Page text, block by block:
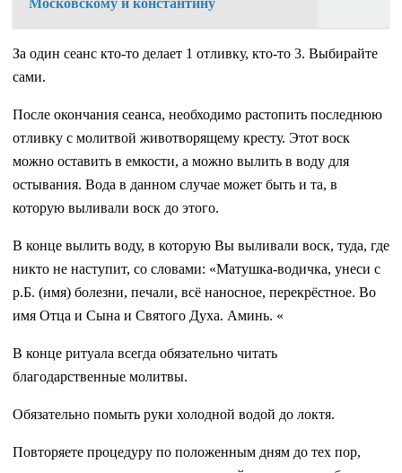
Московскому и константину
За один сеанс кто-то делает 1 отливку, кто-то 3. Выбирайте
сами.
После окончания сеанса, необходимо растопить последнюю
отливку с молитвой животворящему кресту. Этот воск
можно оставить в емкости, а можно вылить в воду для
остывания. Вода в данном случае может быть и та, в
которую выливали воск до этого.
В конце вылить воду, в которую Вы выливали воск, туда, где
никто не наступит, со словами: «Матушка-водичка, унеси с
р.Б. (имя) болезни, печали, всё наносное, перекрёстное. Во
имя Отца и Сына и Святого Духа. Аминь. «
В конце ритуала всегда обязательно читать
благодарственные молитвы.
Обязательно помыть руки холодной водой до локтя.
Повторяете процедуру по положенным дням до тех пор,